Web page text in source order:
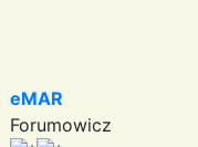
eMAR
Forumowicz